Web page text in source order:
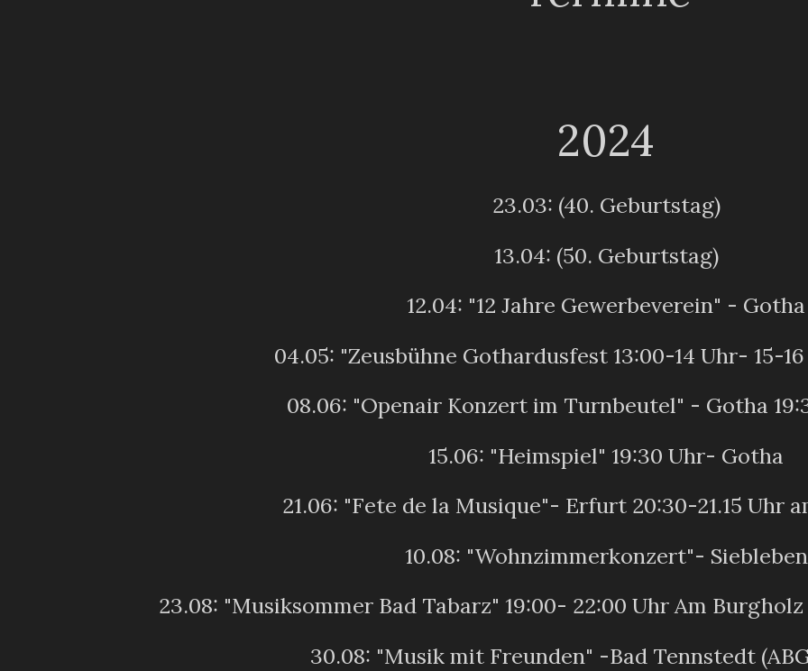
2024
23.03: (40. Geburtstag)
13.04: (50. Geburtstag)
12.04: "12 Jahre Gewerbeverein" - Gotha
04.05: "Zeusbühne Gothardusfest 13:00-14 Uhr- 15-
08.06: "Openair Konzert im Turnbeutel" - Gotha
15.06: "Heimspiel" 19:30 Uhr- Gotha
21.06: "Fete de la Musique"- Erfurt 20:30-21.15 Uhr
10.08: "Wohnzimmerkonzert"- Siebleben
23.08: "Musiksommer Bad Tabarz" 19:00- 22:00 Uhr Am
30.08: "Musik mit Freunden" -Bad Tennstedt